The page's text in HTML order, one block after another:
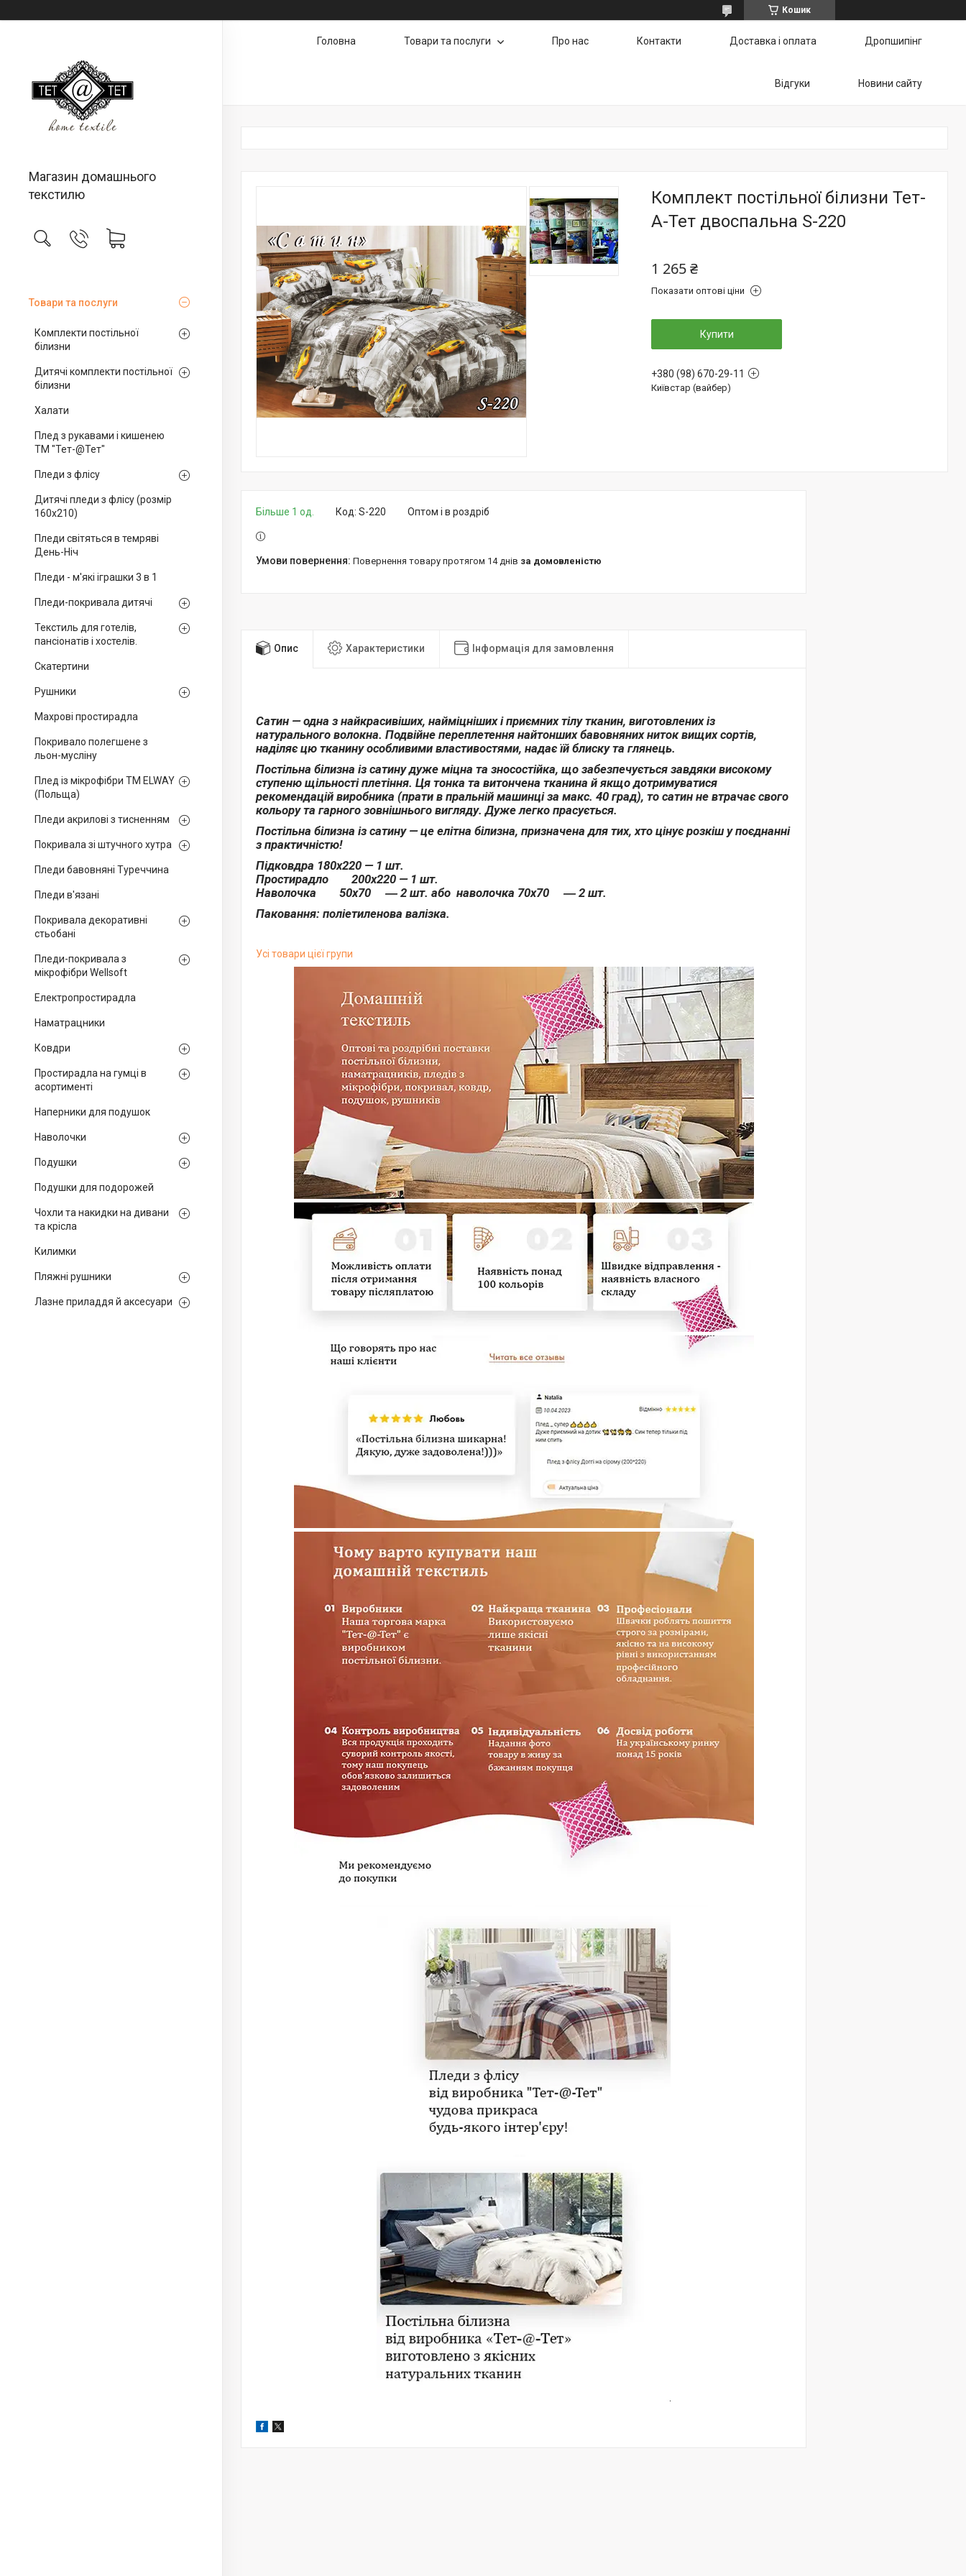
Кошик
Магазин домашнього
текстилю
Товари та послуги
Комплекти постільної
білизни
Дитячі комплекти постільної
білизни
Халати
Плед з рукавами і кишенею
ТМ "Тет-@Тет"
Пледи з флісу
Дитячі пледи з флісу (розмір
160х210)
Пледи світяться в темряві
День-Ніч
Пледи - м'які іграшки 3 в 1
Пледи-покривала дитячі
Текстиль для готелів,
пансіонатів і хостелів.
Скатертини
Рушники
Махрові простирадла
Покривало полегшене з
льон-мусліну
Плед із мікрофібри ТМ ELWAY
(Польща)
Пледи акрилові з тисненням
Покривала зі штучного хутра
Пледи бавовняні Туреччина
Пледи в'язані
Покривала декоративні
стьобані
Пледи-покривала з
мікрофібри Wellsoft
Електропростирадла
Наматрацники
Ковдри
Простирадла на гумці в
асортименті
Наперники для подушок
Наволочки
Подушки
Подушки для подорожей
Чохли та накидки на дивани
та крісла
Килимки
Пляжні рушники
Лазне приладдя й аксесуари
Головна Товари та послуги Про нас Контакти Доставка і оплата Дропшипінг
Відгуки Новини сайту
Комплект постільної білизни Тет-
А-Тет двоспальна S-220
1 265 ₴
Показати оптові ціни
Купити
+380 (98) 670-29-11
Київстар (вайбер)
Більше 1 од. Оптом і в роздріб
Код: S-220
повернення товару протягом 14 днів за домовленістю
Опис Характеристики Інформація для замовлення
Сатин — одна з найкрасивіших, найміцніших і приємних тілу тканин, виготовлених із
натурального волокна. Подвійне переплетення найтонших бавовняних ниток вищих сортів,
наділяє цю тканину особливими властивостями, надає їй блиску та глянець.
Постільна білизна із сатину дуже міцна та зносостійка, що забезпечується завдяки високому
ступеню щільності плетіння. Ця тонка та витончена тканина й якщо дотримуватися
рекомендацій виробника (прати в пральній машинці за макс. 40 град), то сатин не втрачає свого
кольору та гарного зовнішнього вигляду. Дуже легко прасується.
Постільна білизна із сатину — це елітна білизна, призначена для тих, хто цінує розкіш у поєднанні
з практичністю!
Підковдра 180х220 — 1 шт.
Простирадло 200х220 — 1 шт.
Наволочка 50х70 ― 2 шт. або наволочка 70х70 ― 2 шт.
Паковання: поліетиленова валізка.
Усі товари цієї групи